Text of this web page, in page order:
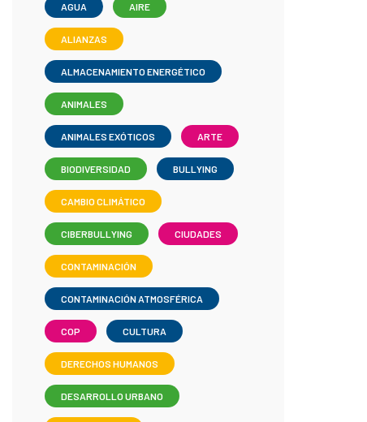
AGUA AIRE
ALIANZAS
ALMACENAMIENTO ENERGÉTICO
ANIMALES
ANIMALES EXÓTICOS ARTE
BIODIVERSIDAD BULLYING
CAMBIO CLIMÁTICO
CIBERBULLYING CIUDADES
CONTAMINACIÓN
CONTAMINACIÓN ATMOSFÉRICA
COP CULTURA
DERECHOS HUMANOS
DESARROLLO URBANO